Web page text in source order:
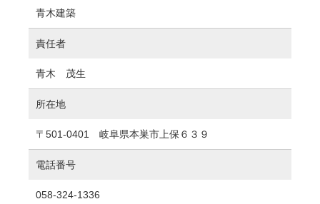
青木建築
責任者
青木 茂生
所在地
〒501-0401 岐阜県本巣市上保６３９
電話番号
058-324-1336